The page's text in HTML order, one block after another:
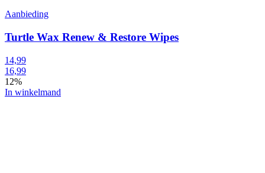
Aanbieding
Turtle Wax Renew & Restore Wipes
14,99
16,99
12%
In winkelmand